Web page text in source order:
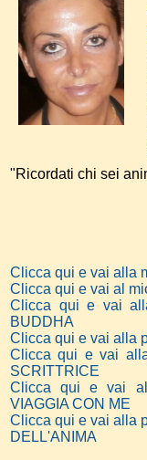
"Ricordati chi sei
Clicca qui e vai alla
Clicca qui e vai al
Clicca qui e vai
BUDDHA
Clicca qui e vai alla
Clicca qui e vai
SCRITTRICE
Clicca qui e vai
VIAGGIA CON ME
Clicca qui e vai alla
DELL'ANIMA